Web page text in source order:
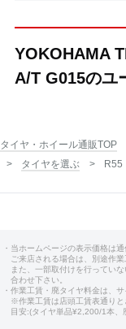
YOKOHAMA
A/T G015のユ
タイヤ・ホイール通販TOP
タイヤを選ぶ
R55
・当ホームページの表示価格は
ご来店される場合は、別途作
また、一部取付けを行ってい
合わせ下さい。
・作業工賃・廃タイヤ料金は、
※作業工賃は店頭工賃表通りと
目安:(タイヤ単品¥2,200/1本、